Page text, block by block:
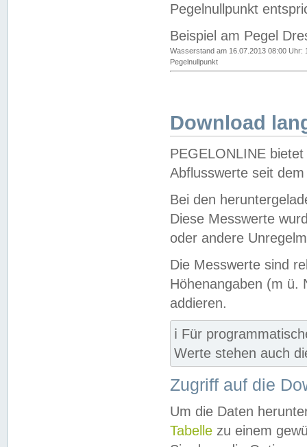
Pegelnullpunkt
Beispiel am Pegel
Wasserstand am 16.07.2013 08:00 Uhr:
Pegelnullpunkt
Download
PEGELONLINE
Abflusswerte seit
Bei den
Diese Messwerte
oder andere
Die Messwerte sind
Höhenangaben (m ü.
addieren.
ℹ️ Für
Werte stehen auch
Zugriff auf die
Um die Daten
Tabelle zu einem